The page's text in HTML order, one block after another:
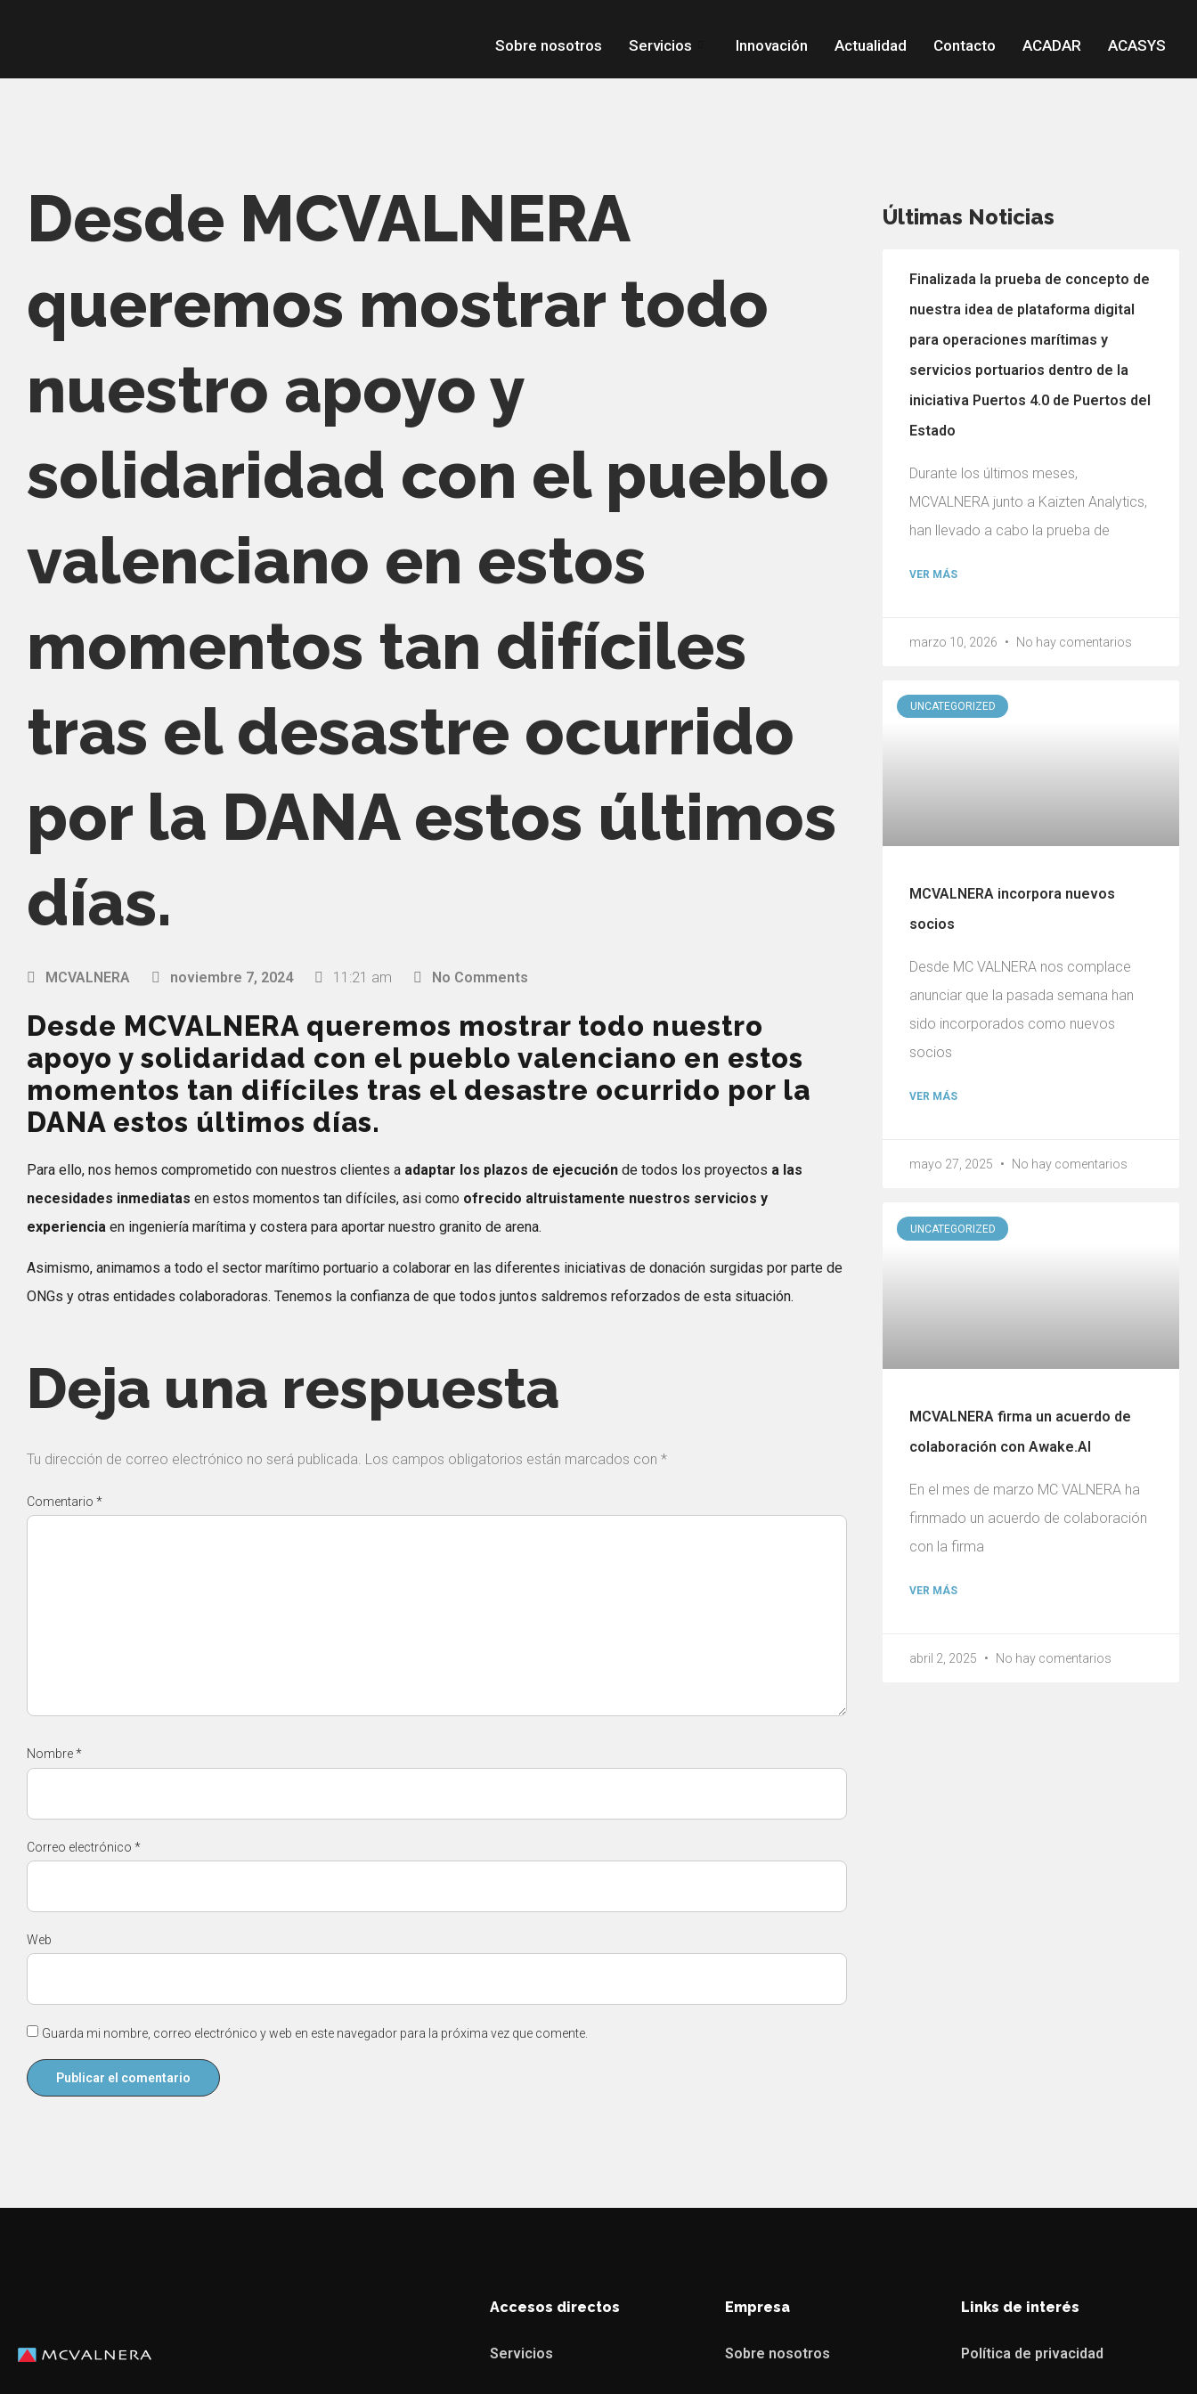
Sobre nosotros Servicios Innovación Actualidad Contacto ACADAR ACASYS
Desde MCVALNERA
queremos mostrar todo
nuestro apoyo y
solidaridad con el pueblo
valenciano en estos
momentos tan difíciles
tras el desastre ocurrido
por la DANA estos últimos
días.
MCVALNERA noviembre 7, 2024 11:21 am No Comments
Desde MCVALNERA queremos mostrar todo nuestro
apoyo y solidaridad con el pueblo valenciano en estos
momentos tan difíciles tras el desastre ocurrido por la
DANA estos últimos días.
Para ello, nos hemos comprometido con nuestros clientes a adaptar los plazos de ejecución de todos los proyectos a las
necesidades inmediatas en estos momentos tan difíciles, asi como ofrecido altruistamente nuestros servicios y
experiencia en ingeniería marítima y costera para aportar nuestro granito de arena.
Asimismo, animamos a todo el sector marítimo portuario a colaborar en las diferentes iniciativas de donación surgidas por parte de
ONGs y otras entidades colaboradoras. Tenemos la confianza de que todos juntos saldremos reforzados de esta situación.
Deja una respuesta
Tu dirección de correo electrónico no será publicada. Los campos obligatorios están marcados con *
Comentario *
Nombre*
Correo electrónico *
Web
Guarda mi nombre, correo electrónico y web en este navegador para la próxima vez que comente.
Últimas Noticias
Finalizada la prueba de concepto de
nuestra idea de plataforma digital
para operaciones marítimas y
servicios portuarios dentro de la
iniciativa Puertos 4.0 de Puertos del
Estado
Durante los últimos meses,
MCVALNERA junto a Kaizten Analytics,
han llevado a cabo la prueba de
VER MÁS
marzo 10, 2026 No hay comentarios
UNCATEGORIZED
MCVALNERA incorpora nuevos
socios
Desde MC VALNERA nos complace
anunciar que la pasada semana han
sido incorporados como nuevos
socios
VER MÁS
mayo 27, 2025 No hay comentarios
UNCATEGORIZED
MCVALNERA firma un acuerdo de
colaboración con Awake.AI
En el mes de marzo MC VALNERA ha
firnmado un acuerdo de colaboración
con la firma
VER MÁS
abril 2, 2025 No hay comentarios
Accesos directos
Servicios
Empresa
Sobre nosotros
Links de interés
Política de privacidad